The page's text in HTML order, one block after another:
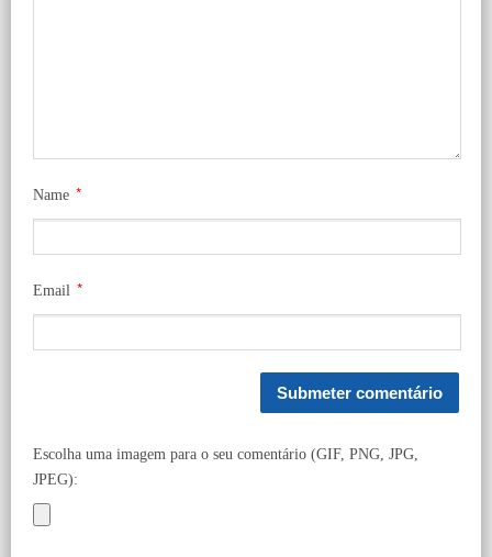
Name *
Email *
Escolha uma imagem para o seu comentário (GIF, PNG, JPG,
JPEG):